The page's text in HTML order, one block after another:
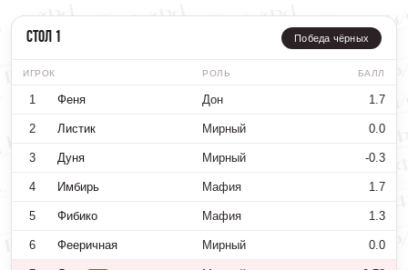
Стол 1 Победа чёрных
ИГРОК РОЛЬ БАЛЛ
1 Феня Дон 1.7
2 Листик Мирный 0.0
3 Дуня Мирный -0.3
4 Имбирь Мафия 1.7
5 Фибико Мафия 1.3
6 Фееричная Мирный 0.0